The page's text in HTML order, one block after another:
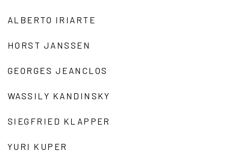
ALBERTO IRIARTE
HORST JANSSEN
GEORGES JEANCLOS
WASSILY KANDINSKY
SIEGFRIED KLAPPER
YURI KUPER